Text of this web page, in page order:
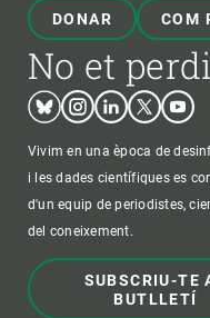
DONAR COM
No et
BlueskyInstagram
LinkedinTwitter
Vivim en una època de
i les dades científiques es
d'un equip de periodistes,
del coneixement.
SUBSCRIU-TE
BUTLLETÍ